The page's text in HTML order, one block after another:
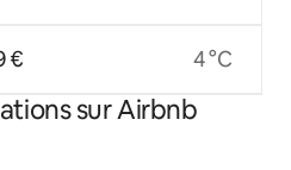
€ 4 °C
sur Airbnb